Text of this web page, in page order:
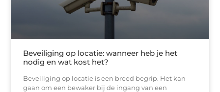
Beveiliging op locatie: wanneer heb je het
nodig en wat kost het?
Beveiliging op locatie is een breed begrip. Het kan
gaan om een bewaker bij de ingang van een